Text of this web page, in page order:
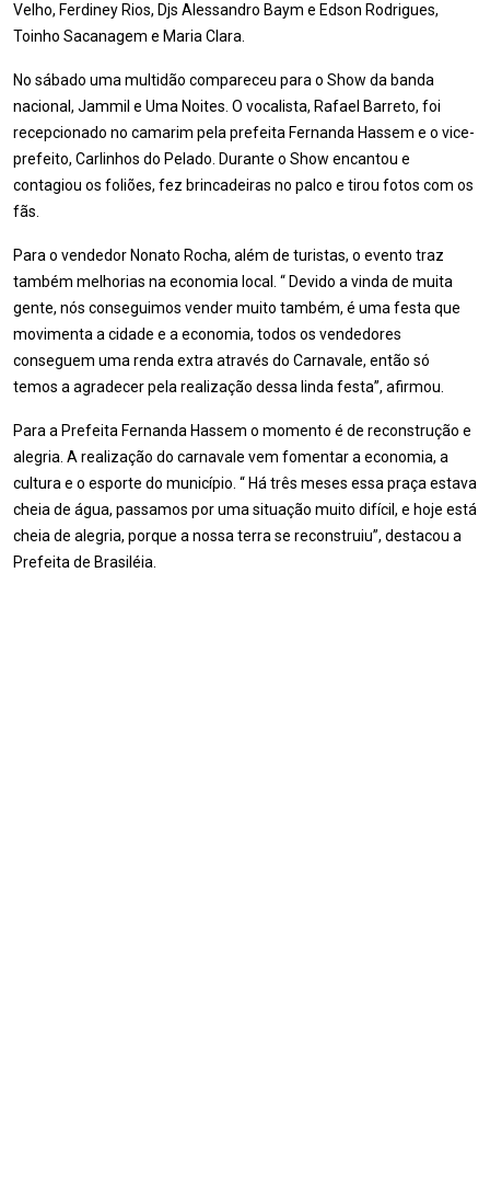
Velho, Ferdiney Rios, Djs Alessandro Baym e Edson Rodrigues,
Toinho Sacanagem e Maria Clara.
No sábado uma multidão compareceu para o Show da banda
nacional, Jammil e Uma Noites. O vocalista, Rafael Barreto, foi
recepcionado no camarim pela prefeita Fernanda Hassem e o vice-
prefeito, Carlinhos do Pelado. Durante o Show encantou e
contagiou os foliões, fez brincadeiras no palco e tirou fotos com os
fãs.
Para o vendedor Nonato Rocha, além de turistas, o evento traz
também melhorias na economia local. “ Devido a vinda de muita
gente, nós conseguimos vender muito também, é uma festa que
movimenta a cidade e a economia, todos os vendedores
conseguem uma renda extra através do Carnavale, então só
temos a agradecer pela realização dessa linda festa”, afirmou.
Para a Prefeita Fernanda Hassem o momento é de reconstrução e
alegria. A realização do carnavale vem fomentar a economia, a
cultura e o esporte do município. “ Há três meses essa praça estava
cheia de água, passamos por uma situação muito difícil, e hoje está
cheia de alegria, porque a nossa terra se reconstruiu”, destacou a
Prefeita de Brasiléia.